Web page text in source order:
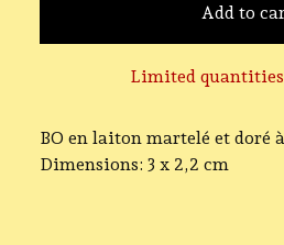
Add to
Limited
BO en laiton martelé et doré
Dimensions: 3 x 2,2 cm